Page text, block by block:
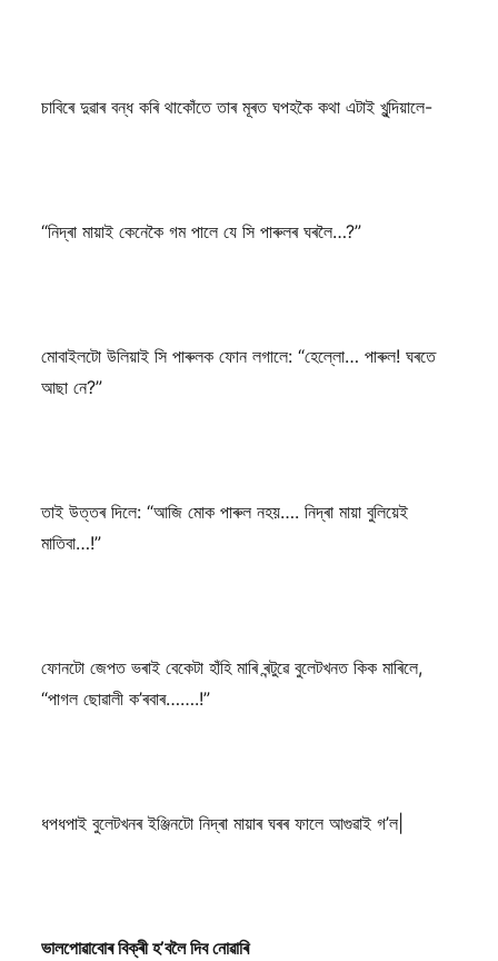
চাবিৰে দুৱাৰ বন্ধ কৰি থাকোঁতে তাৰ মূৰত ঘপহকৈ কথা এটাই খুন্দিয়ালে-
“নিদ্ৰা মায়াই কেনেকৈ গম পালে যে সি পাৰুলৰ ঘৰলৈ…?”
মোবাইলটো উলিয়াই সি পাৰুলক ফোন লগালে: “হেল্লো… পাৰুল! ঘৰতে
আছা নে?”
তাই উত্তৰ দিলে: “আজি মোক পাৰুল নহয়…. নিদ্ৰা মায়া বুলিয়েই
মাতিবা…!”
ফোনটো জেপত ভৰাই বেকেটা হাঁহি মাৰি ৰন্টুৱে বুলেটখনত কিক মাৰিলে,
“পাগল ছোৱালী ক’ৰবাৰ…….!”
ধপধপাই বুলেটখনৰ ইঞ্জিনটো নিদ্ৰা মায়াৰ ঘৰৰ ফালে আগুৱাই গ’ল|
ভালপোৱাবোৰ বিক্ৰী হ’বলৈ দিব নোৱাৰি